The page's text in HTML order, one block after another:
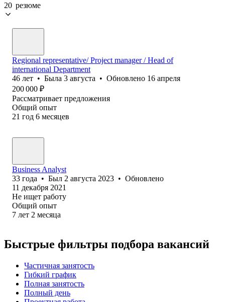
20 резюме
Regional representative/ Project manager / Head of
international Department
46 лет • Была 3 августа • Обновлено 16 апреля
200 000 ₽
Рассматривает предложения
Общий опыт
21 год 6 месяцев
Business Analyst
33 года • Был 2 августа 2023 • Обновлено
11 декабря 2021
Не ищет работу
Общий опыт
7 лет 2 месяца
Быстрые фильтры подбора вакансий
Частичная занятость
Гибкий график
Полная занятость
Полный день